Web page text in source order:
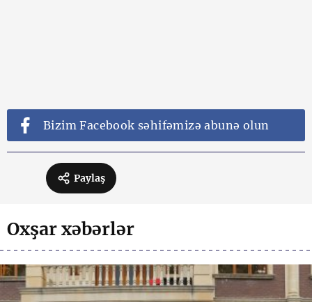
Bizim Facebook səhifəmizə abunə olun
Paylaş
Oxşar xəbərlər